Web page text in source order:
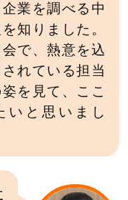
業を調べる中
知りました。
で、熱意を込
れている担当
を見て、ここ
いと思いまし